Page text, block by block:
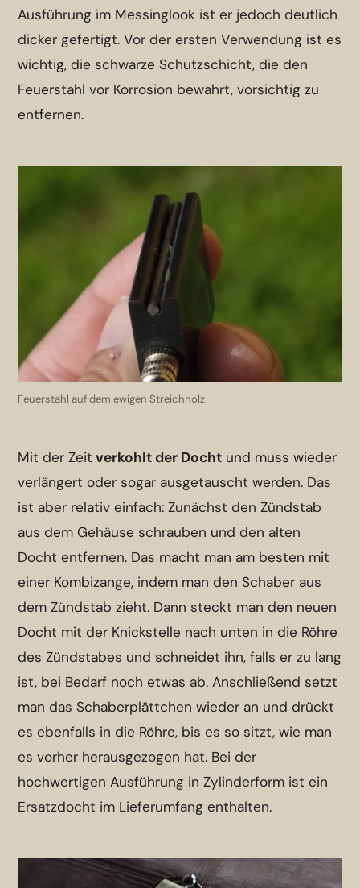
Ausführung im Messinglook ist er jedoch deutlich
dicker gefertigt. Vor der ersten Verwendung ist es
wichtig, die schwarze Schutzschicht, die den
Feuerstahl vor Korrosion bewahrt, vorsichtig zu
entfernen.
Feuerstahl auf dem ewigen Streichholz
Mit der Zeit verkohlt der Docht und muss wieder
verlängert oder sogar ausgetauscht werden. Das
ist aber relativ einfach: Zunächst den Zündstab
aus dem Gehäuse schrauben und den alten
Docht entfernen. Das macht man am besten mit
einer Kombizange, indem man den Schaber aus
dem Zündstab zieht. Dann steckt man den neuen
Docht mit der Knickstelle nach unten in die Röhre
des Zündstabes und schneidet ihn, falls er zu lang
ist, bei Bedarf noch etwas ab. Anschließend setzt
man das Schaberplättchen wieder an und drückt
es ebenfalls in die Röhre, bis es so sitzt, wie man
es vorher herausgezogen hat. Bei der
hochwertigen Ausführung in Zylinderform ist ein
Ersatzdocht im Lieferumfang enthalten.